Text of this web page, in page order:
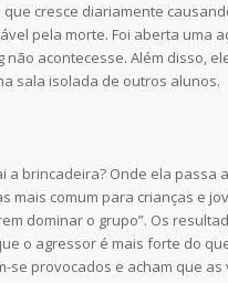
que cresce diariamente
pela morte. Foi aberta uma
não acontecesse. Além disso,
sala isolada de outros alunos.
a brincadeira? Onde ela
mais comum para crianças e
dominar o grupo”. Os
o agressor é mais forte do
se provocados e acham que as